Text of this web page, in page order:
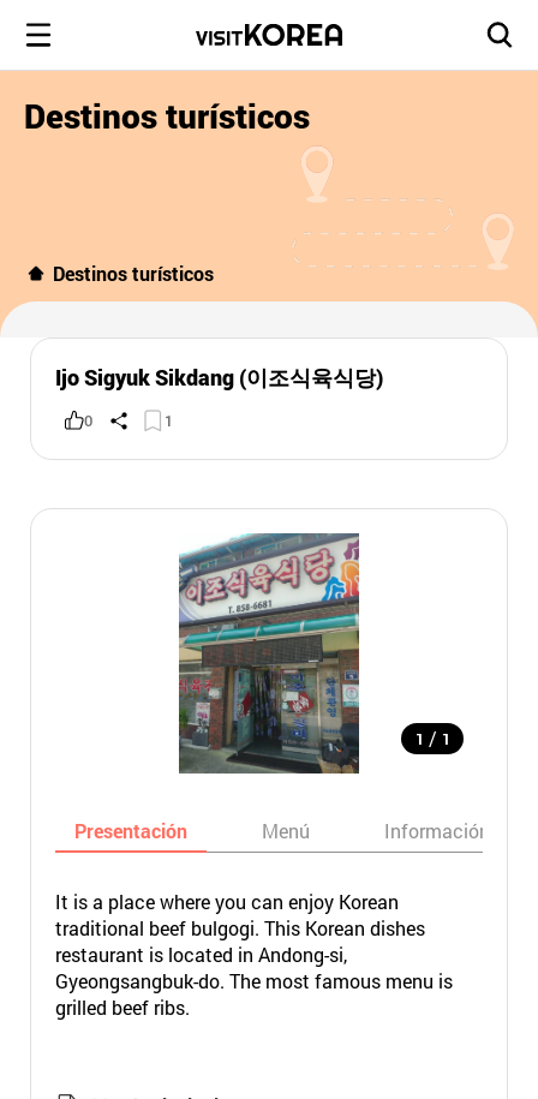
Destinos turísticos
Destinos turísticos
Ijo Sigyuk Sikdang (이조식육식당)
0 1
1 / 1
Presentación Menú Información
It is a place where you can enjoy Korean
traditional beef bulgogi. This Korean dishes
restaurant is located in Andong-si,
Gyeongsangbuk-do. The most famous menu is
grilled beef ribs.